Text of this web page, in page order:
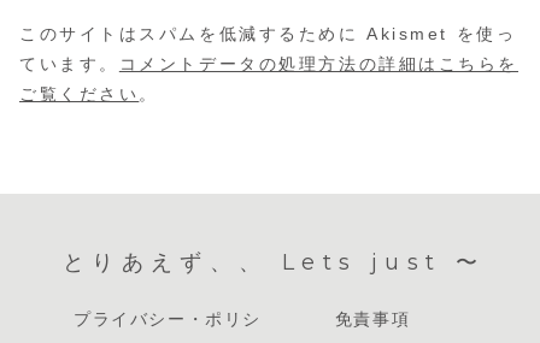
このサイトはスパムを低減するために Akismet を使っ
ています。
コメントデータの処理方法の詳細はこちらを
ご覧ください 。
とりあえず、、 Lets just 〜
プライバシー・ポリシ
免責事項